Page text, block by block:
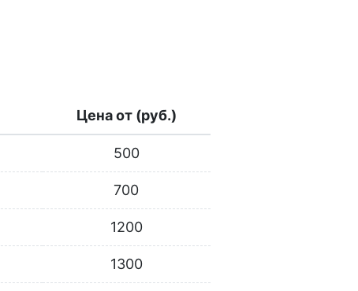
Цена от (руб.)
500
700
1200
1300